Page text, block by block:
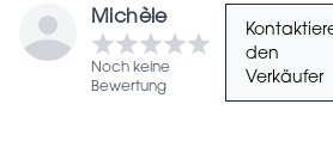
Michèle
Noch keine
Bewertung
den
Verkäufer